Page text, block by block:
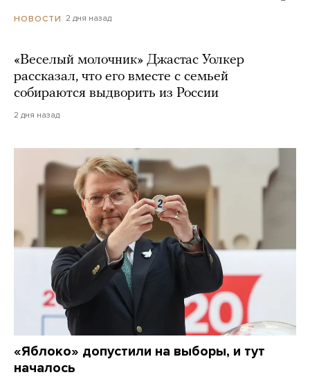
НОВОСТИ 2 дня назад
«Веселый молочник» Джастас Уолкер
рассказал, что его вместе с семьей
собираются выдворить из России
2 дня назад
«Яблоко» допустили на выборы, и тут
началось